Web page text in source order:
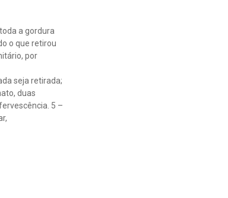
a gordura
o que retirou
por
seja retirada;
duas
5 –